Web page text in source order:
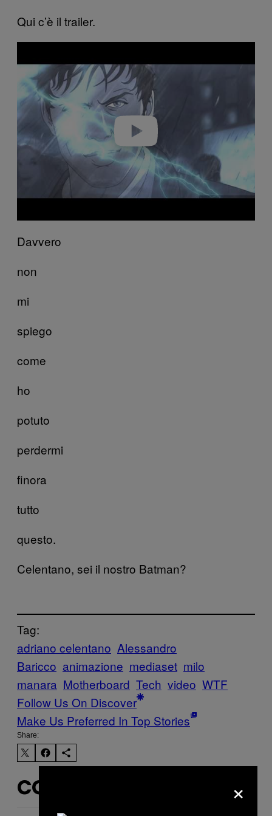
Qui c’è il trailer.
a
d
o
Davvero
non
mi
spiego
come
ho
potuto
perdermi
finora
tutto
questo.
Celentano, sei il nostro Batman?
Tag:
adriano celentano Alessandro
Baricco animazione mediaset milo
manara Motherboard Tech video WTF
Follow Us On Discover
Make Us Preferred In Top Stories
Share:
CONTENUTI SIMILI ×